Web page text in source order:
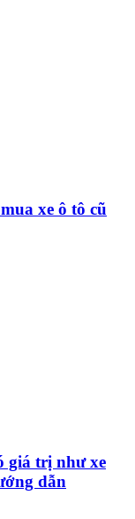
xe ô tô cũ
giá trị như xe
dẫn